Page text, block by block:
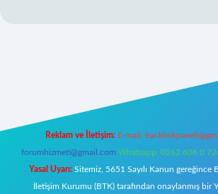
Reklam ve İletişim: E-mail:
forumhizmeti@gmail.com Whatsapp: 0262 606 0
Yasal Uyarı: Sitemiz, 5651 Sayılı Kanun gereğince
İletişim Kurumu (BTK) tarafından onaylanmış bir